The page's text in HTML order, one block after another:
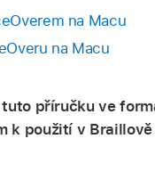
na Macu
na Macu
příručku ve
k použití v Braillově